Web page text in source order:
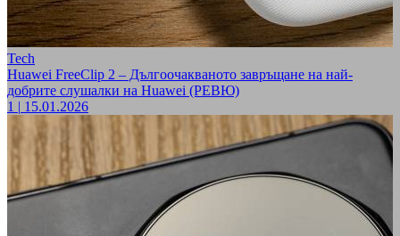
Tech
Huawei FreeClip 2 – Дългоочакваното завръщане на най-
добрите слушалки на Huawei (РЕВЮ)
1 | 15.01.2026